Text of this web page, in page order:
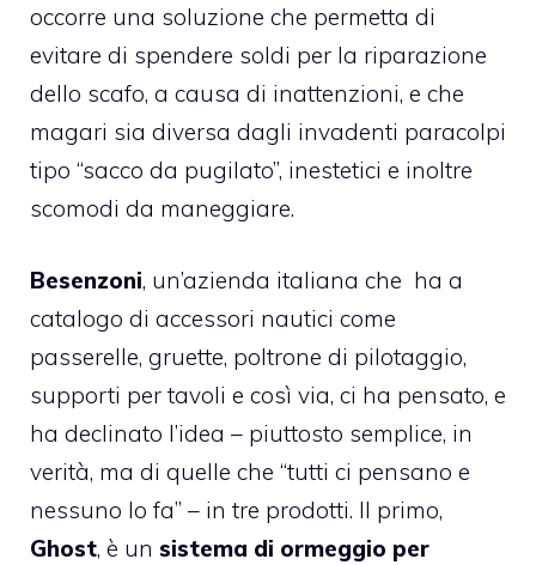
occorre una soluzione che permetta di
evitare di spendere soldi per la riparazione
dello scafo, a causa di inattenzioni, e che
magari sia diversa dagli invadenti paracolpi
tipo “sacco da pugilato”, inestetici e inoltre
scomodi da maneggiare.
Besenzoni, un’azienda italiana che ha a
catalogo di accessori nautici come
passerelle, gruette, poltrone di pilotaggio,
supporti per tavoli e così via, ci ha pensato, e
ha declinato l’idea – piuttosto semplice, in
verità, ma di quelle che “tutti ci pensano e
nessuno lo fa” – in tre prodotti. Il primo,
Ghost, è un sistema di ormeggio per